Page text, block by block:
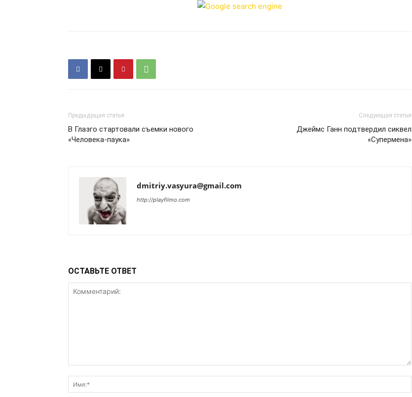
Предыдущая статья
В Глазго стартовали съемки нового
«Человека-паука»
Следующая статья
Джеймс Ганн подтвердил сиквел
«Супермена»
dmitriy.vasyura@gmail.com
http://playfilmo.com
ОСТАВЬТЕ ОТВЕТ